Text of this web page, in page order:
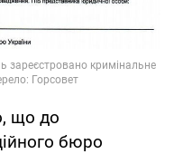
що до
бюро